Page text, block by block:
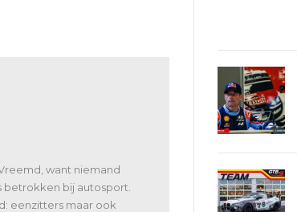
want niemand
betrokken bij autosport.
eenzitters maar ook